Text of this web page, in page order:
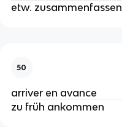
etw. zusammenfassen
50
arriver en avance
zu früh ankommen